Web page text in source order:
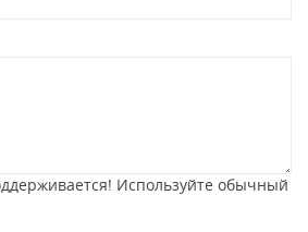
Используйте обычный